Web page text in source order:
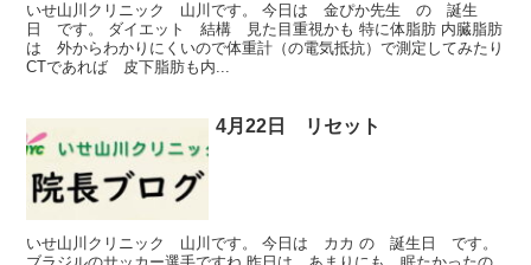
いせ山川クリニック 山川です。 今日は 金ぴか先生 の 誕生
日 です。 ダイエット 結構 見た目重視かも 特に体脂肪 内臓脂肪
は 外からわかりにくいので体重計（の電気抵抗）で測定してみたり
CTであれば 皮下脂肪も内...
4月22日 リセット
いせ山川クリニック 山川です。 今日は カカ の 誕生日 です。